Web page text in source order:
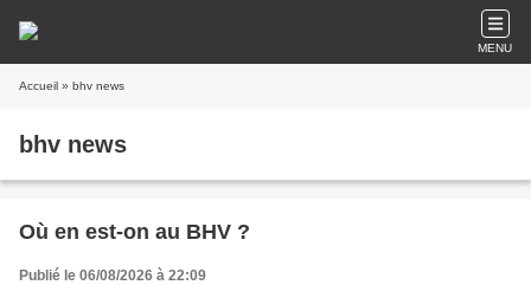
MENU
Accueil » bhv news
bhv news
Où en est-on au BHV ?
Publié le 06/08/2026 à 22:09